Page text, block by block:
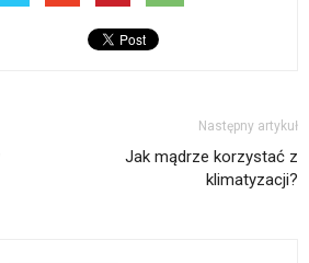
Następny artykuł
Jak mądrze korzystać z
klimatyzacji?